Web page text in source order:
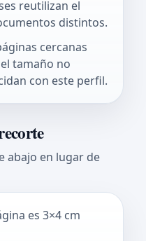
reutilizan el
distintos.
cercanas
tamaño no
con este perfil.
abajo en lugar de
es 3×4 cm